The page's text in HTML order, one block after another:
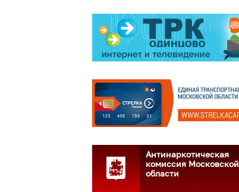
Антинаркотическая
комиссия Московской
области